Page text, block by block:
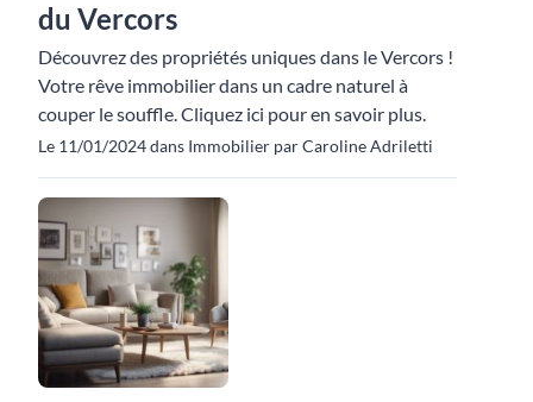
du Vercors
Découvrez des propriétés uniques dans le Vercors !
Votre rêve immobilier dans un cadre naturel à
couper le souffle. Cliquez ici pour en savoir plus.
Le 11/01/2024 dans Immobilier par Caroline Adriletti